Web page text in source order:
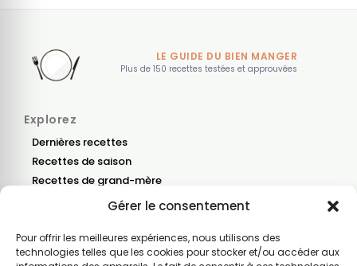
Gérer le consentement
Pour offrir les meilleures expériences, nous utilisons des
technologies telles que les cookies pour stocker et/ou accéder aux
LE GUIDE DU BIEN MANGER
Plus de 150 recettes testées et approuvées
Explorez
Dernières recettes
Recettes de saison
Recettes de grand-mère
Nous contacter